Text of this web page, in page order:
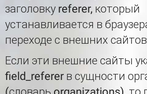
заголовку referer, который
устанавливается в
переходе с внешних
Если эти внешние сайты
field_referer в сущности